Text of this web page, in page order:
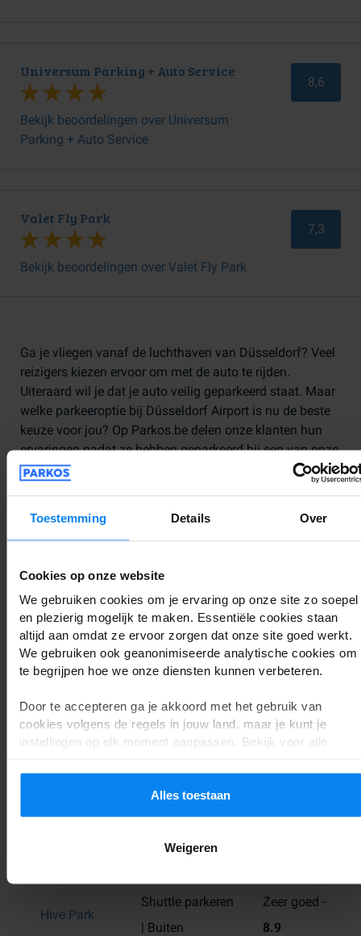
Toestemming Details Over
Cookies op onze website
We gebruiken cookies om je ervaring op onze site zo soepel
en plezierig mogelijk te maken. Essentiële cookies staan
altijd aan omdat ze ervoor zorgen dat onze site goed werkt.
We gebruiken ook geanonimiseerde analytische cookies om
te begrijpen hoe we onze diensten kunnen verbeteren.
Door te accepteren ga je akkoord met het gebruik van
cookies volgens de regels in jouw land, maar je kunt je
instellingen op elk moment aanpassen. Bekijk voor alle
Alles toestaan
Weigeren
Universum Parking + Auto Service
Bekijk beoordelingen over Universum
Parking + Auto Service
8,6
Valet Fly Park
Bekijk beoordelingen over Valet Fly Park
7,3
Ga je vliegen vanaf de luchthaven van Düsseldorf? Veel
reizigers kiezen ervoor om met de auto te rijden.
Uiteraard wil je dat je auto veilig geparkeerd staat. Maar
welke parkeeroptie bij Düsseldorf Airport is nu de beste
keuze voor jou? Op Parkos.be delen onze klanten hun
ervaringen nadat ze hebben geparkeerd bij een van onze
partners. Hier bespreken we betrouwbare reviews die je
kunt vinden op Parkos.be. Ook kun je de ervaringen met
bekijken en de beste optie voor jou vergelijken.
Parkeeropties Düsseldorf Airport:
top 5 best beoordeeld
Aanbieder Parkeren Beoordeling
GmbH
| Buiten
9.9
Flypa
Binnen
Hive Park
Shuttle parkeren
| Buiten
Zeer goed -
8.9